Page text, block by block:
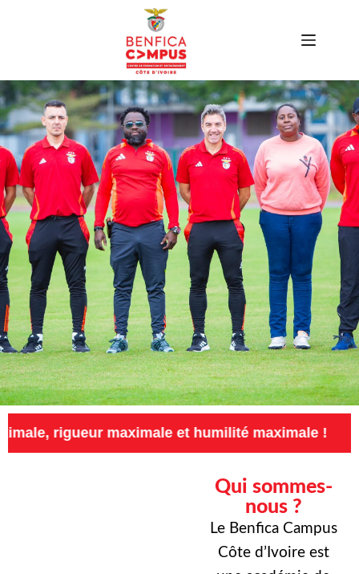
maximale et humilité maximale !
Qui sommes-
nous ?
Le Benfica Campus
Côte d’Ivoire est